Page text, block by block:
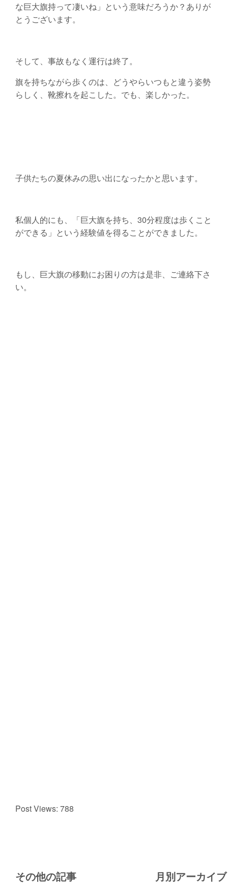
な巨大旗持って凄いね」という意味だろうか？ありが
とうございます。
そして、事故もなく運行は終了。
旗を持ちながら歩くのは、どうやらいつもと違う姿勢
らしく、靴擦れを起こした。でも、楽しかった。
子供たちの夏休みの思い出になったかと思います。
私個人的にも、「巨大旗を持ち、30分程度は歩くこと
ができる」という経験値を得ることができました。
もし、巨大旗の移動にお困りの方は是非、ご連絡下さ
い。
Post Views: 788
その他の記事 月別アーカイブ